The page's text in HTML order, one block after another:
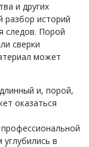
и других
разбор историй
следов. Порой
сверки
может
и, порой,
оказаться
в